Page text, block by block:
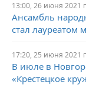
13:00, 26 июня 2021
Ансамбль
стал лауреатом
17:20, 25 июня 2021
В июле в
«Крестецкое